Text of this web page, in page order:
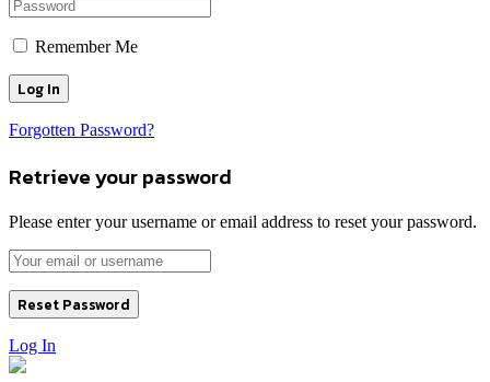
Remember Me
Forgotten Password?
Retrieve your password
Please enter your username or email address to reset your password.
Log In